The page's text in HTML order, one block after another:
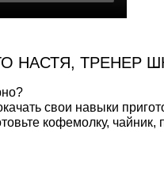
НАСТЯ, ТРЕНЕР
свои навыки
кофемолку,